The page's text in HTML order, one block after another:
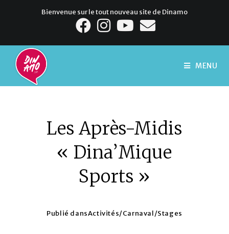
Bienvenue sur le tout nouveau site de Dinamo
MENU
Les Après-Midis
« Dina’Mique
Sports »
Publié dansActivités/Carnaval/Stages